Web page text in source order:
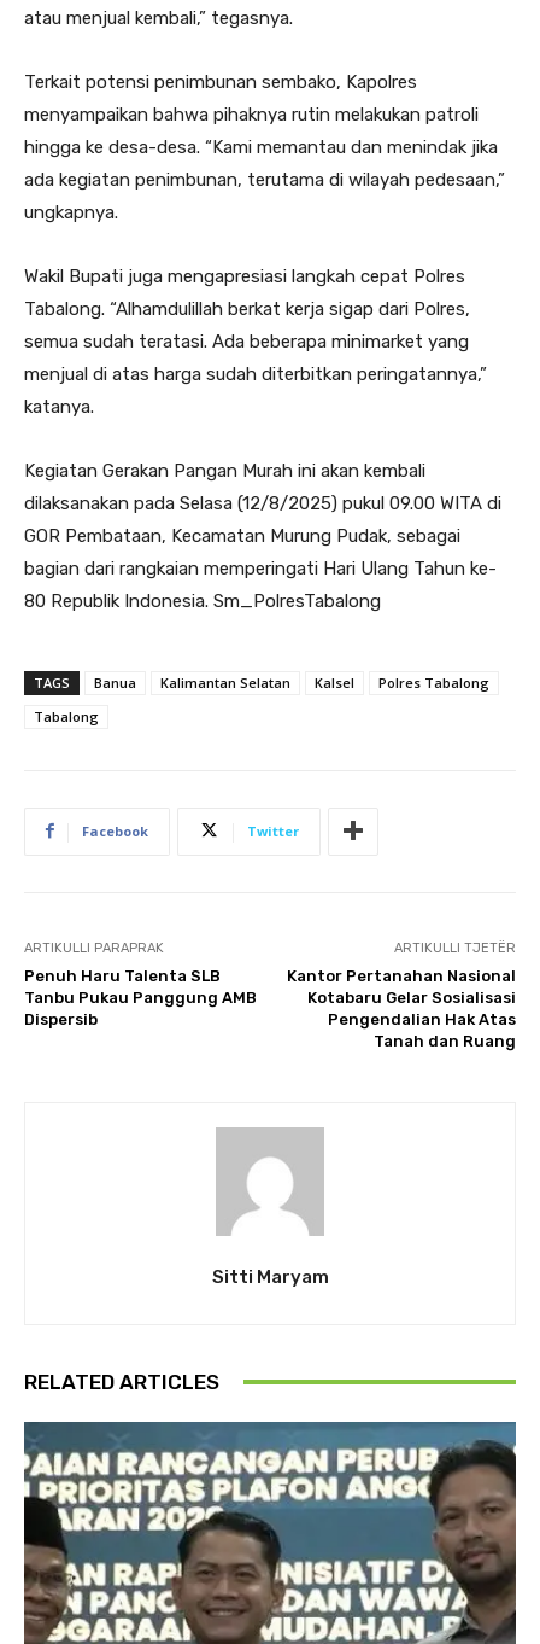
atau menjual kembali,” tegasnya.
Terkait potensi penimbunan sembako, Kapolres
menyampaikan bahwa pihaknya rutin melakukan patroli
hingga ke desa-desa. “Kami memantau dan menindak jika
ada kegiatan penimbunan, terutama di wilayah pedesaan,”
ungkapnya.
Wakil Bupati juga mengapresiasi langkah cepat Polres
Tabalong. “Alhamdulillah berkat kerja sigap dari Polres,
semua sudah teratasi. Ada beberapa minimarket yang
menjual di atas harga sudah diterbitkan peringatannya,”
katanya.
Kegiatan Gerakan Pangan Murah ini akan kembali
dilaksanakan pada Selasa (12/8/2025) pukul 09.00 WITA di
GOR Pembataan, Kecamatan Murung Pudak, sebagai
bagian dari rangkaian memperingati Hari Ulang Tahun ke-
80 Republik Indonesia. Sm_PolresTabalong
TAGS Banua Kalimantan Selatan Kalsel
Polres Tabalong
Tabalong
Facebook Twitter
ARTIKULLI PARAPRAK
Penuh Haru Talenta SLB
Tanbu Pukau Panggung AMB
Dispersib
ARTIKULLI TJETËR
Kantor Pertanahan Nasional
Kotabaru Gelar Sosialisasi
Pengendalian Hak Atas
Tanah dan Ruang
Sitti Maryam
RELATED ARTICLES